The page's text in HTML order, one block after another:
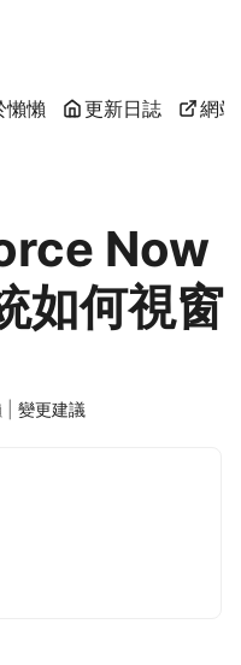
懶懶 更新日誌 網
Now
如何視窗
| 變更建議